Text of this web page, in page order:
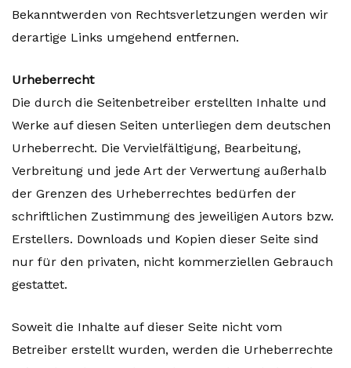
Bekanntwerden von Rechtsverletzungen werden wir
derartige Links umgehend entfernen.
Urheberrecht
Die durch die Seitenbetreiber erstellten Inhalte und
Werke auf diesen Seiten unterliegen dem deutschen
Urheberrecht. Die Vervielfältigung, Bearbeitung,
Verbreitung und jede Art der Verwertung außerhalb
der Grenzen des Urheberrechtes bedürfen der
schriftlichen Zustimmung des jeweiligen Autors bzw.
Erstellers. Downloads und Kopien dieser Seite sind
nur für den privaten, nicht kommerziellen Gebrauch
gestattet.
Soweit die Inhalte auf dieser Seite nicht vom
Betreiber erstellt wurden, werden die Urheberrechte